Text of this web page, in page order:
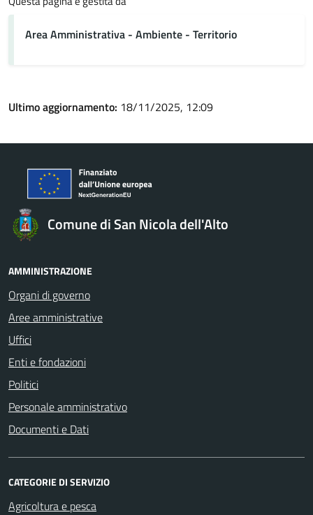
Area Amministrativa - Ambiente - Territorio
Ultimo aggiornamento: 18/11/2025, 12:09
Comune di San Nicola dell'Alto
AMMINISTRAZIONE
Organi di governo
Aree amministrative
Uffici
Enti e fondazioni
Politici
Personale amministrativo
Documenti e Dati
CATEGORIE DI SERVIZIO
Agricoltura e pesca